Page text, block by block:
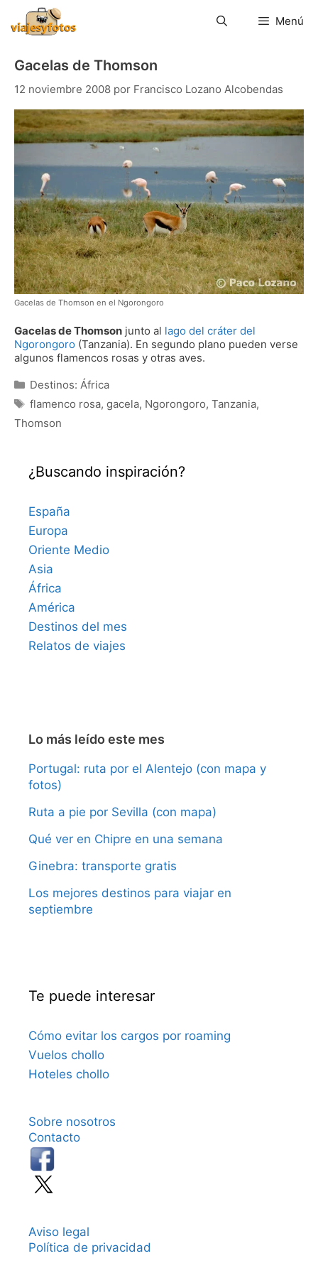
contenido
Menú
Gacelas de Thomson
12 noviembre 2008 por Francisco Lozano Alcobendas
Gacelas de Thomson en el Ngorongoro
Gacelas de Thomson junto al lago del cráter del
Ngorongoro (Tanzania). En segundo plano pueden verse
algunos flamencos rosas y otras aves.
Categorías
Destinos: África
Etiquetas
flamenco rosa, gacela, Ngorongoro, Tanzania,
Thomson
¿Buscando inspiración?
España
Europa
Oriente Medio
Asia
África
América
Destinos del mes
Relatos de viajes
Lo más leído este mes
Portugal: ruta por el Alentejo (con mapa y
fotos)
Ruta a pie por Sevilla (con mapa)
Qué ver en Chipre en una semana
Ginebra: transporte gratis
Los mejores destinos para viajar en
septiembre
Te puede interesar
Cómo evitar los cargos por roaming
Vuelos chollo
Hoteles chollo
Sobre nosotros
Contacto
Aviso legal
Política de privacidad